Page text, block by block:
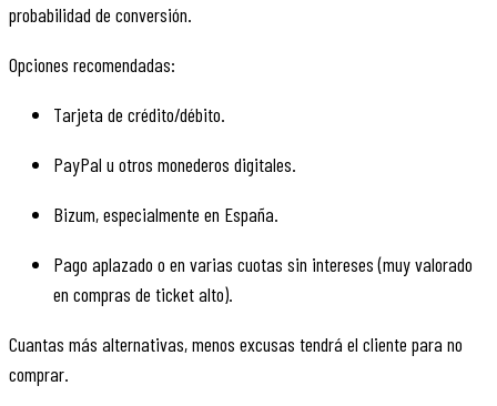
probabilidad de conversión.
Opciones recomendadas:
Tarjeta de crédito/débito.
PayPal u otros monederos digitales.
Bizum, especialmente en España.
Pago aplazado o en varias cuotas sin intereses (muy valorado
en compras de ticket alto).
Cuantas más alternativas, menos excusas tendrá el cliente para no
comprar.